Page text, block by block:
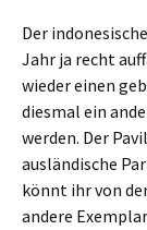
Der
Jahr ja recht
wieder einen
diesmal ein
werden. Der
ausländische
könnt ihr von
andere